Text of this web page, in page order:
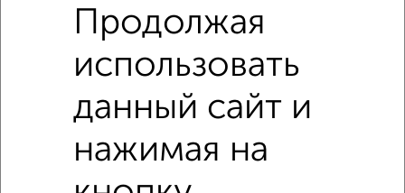
Похожие предложения рядом
2‑комнатные квартиры недалеко от Коровникова 13к3
Продолжая
использовать
данный сайт и
нажимая на